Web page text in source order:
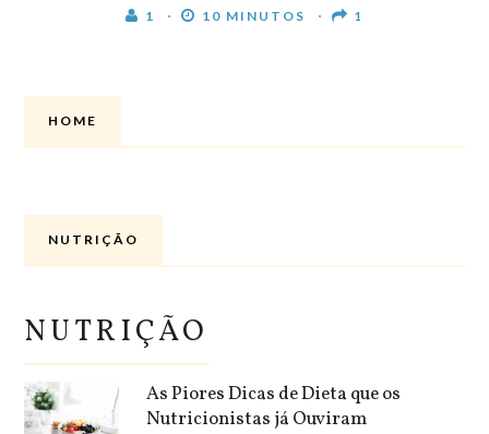
1 10 MINUTOS 1
HOME
NUTRIÇÃO
NUTRIÇÃO
As Piores Dicas de Dieta que os
Nutricionistas já Ouviram